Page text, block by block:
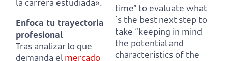
Enfoca tu trayectoria
profesional
Tras analizar lo que
demanda elmercado
time” to evaluate what
´s the best next step to
take “keeping in mind
the potential and
characteristics of the